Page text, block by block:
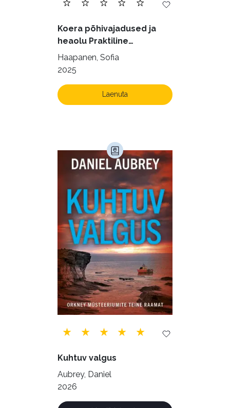
Krimi ja põnevik (1287)
Kultuur ja teadus (45)
Kunst ja looming (86)
Laste- ja noortekirjandus (581)
Maamajandus (24)
Majandus (34)
Perioodika (15)
Psühholoogia (184)
Rahandus (46)
Religioon (107)
Siseturvalisus (34)
Sport (52)
Tehnika (6)
Telekommunikatsioon (9)
Tervis (147)
Transport (8)
Ulme ja fantaasia (244)
Koera põhivajadused ja
heaolu Praktiline
käsiraamat sujuvaks ja
rahuldust pakkuvaks
Haapanen, Sofia
2025
Laenuta
Kuhtuv valgus
Aubrey, Daniel
2026